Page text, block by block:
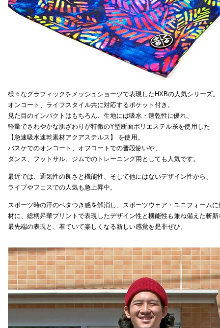
様々なグラフィックをメッシュショーツで表現したHXBの人気シリーズ。
オンコート、ライフスタイル共に対応するポケット付き。
見た目のインパクトはもちろん、生地には吸水・速乾性に優れ、
軽量でさわやかな肌ざわりが特徴のY型断面ポリエステル糸を使用した
【急速吸水速乾素材アクアステルス】 を使用。
バスケでのオンコート、オフコートでの普段使いや、
ダンス、フットサル、ジムでのトレーニング用としても人気です。
最近では、通気性の良さと機能性、そして他にはないデザイン性から、
ライブやフェスでの人気も急上昇中。
スポーツ時の汗のベタつき感を解消し、スポーツウェア・ユニフォーム
材に、総柄昇華プリントで表現したデザイン性と機能性も兼ね備えた斬
最先端の表現と、着ていて楽しくなる新しい感覚を是非ぜひ。